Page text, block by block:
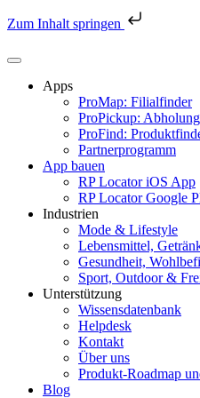
Zum Inhalt springen
Inhalt
Apps
ProMap: Filialfinder
ProPickup:
ProFind:
Partnerprogramm
App bauen
RP Locator iOS App
RP Locator Google
Industrien
Mode & Lifestyle
Lebensmittel,
Gesundheit,
Sport, Outdoor &
Unterstützung
Wissensdatenbank
Helpdesk
Kontakt
Über uns
Produkt-Roadmap
Blog